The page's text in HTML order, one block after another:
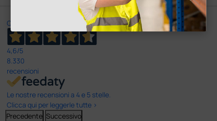
Ottimo
4,6/5
8.330
recensioni
Le nostre recensioni a 4 e 5 stelle.
Clicca qui per leggerle tutte >
Precedente Successivo